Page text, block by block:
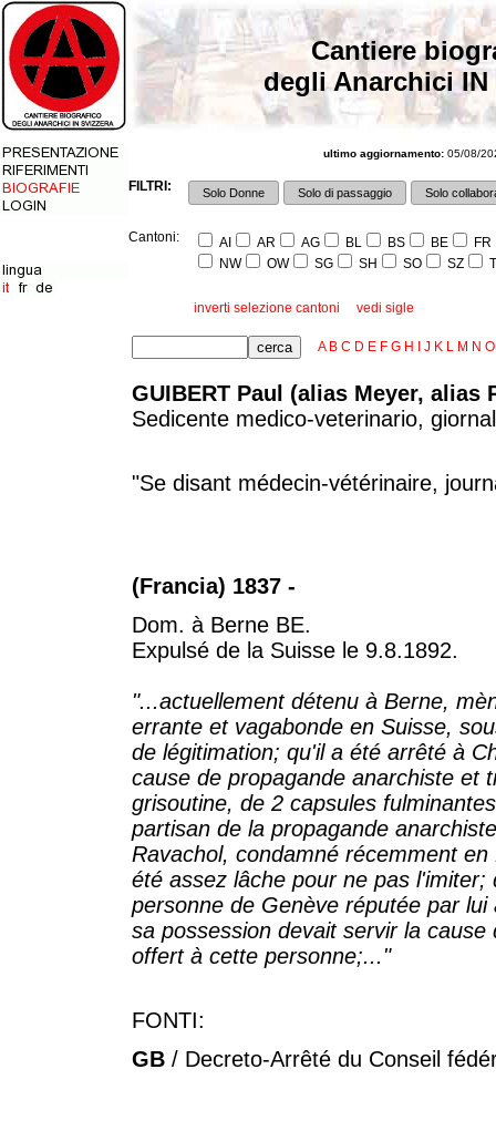
Cantiere
degli Anarchici IN
ultimo aggiornamento: 05/08/
FILTRI: Solo Donne Solo di passaggio Solo
Cantoni: AI AR AG BL BS BE
FR
NW
OW SG SH SO SZ
inverti selezione cantoni vedi sigle
A B C D E F G H J K L M N O
GUIBERT Paul (alias Meyer, alias
Sedicente medico-veterinario,
"Se disant médecin-vétérinaire,
(Francia) 1837 -
Dom. à Berne BE.
Expulsé de la Suisse le 9.8.1892.
"...actuellement détenu à Berne,
errante et vagabonde en Suisse,
de légitimation; qu'il a été arrêté à
cause de propagande anarchiste et
grisoutine, de 2 capsules
partisan de la propagande
Ravachol, condamné récemment
été assez lâche pour ne pas
personne de Genève réputée par
sa possession devait servir la
offert à cette personne;..."
FONTI:
GB / Decreto-Arrêté du Conseil